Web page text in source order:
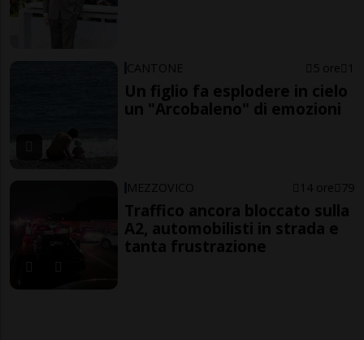
CANTONE 5 ore 1
Un figlio fa esplodere in cielo
un "Arcobaleno" di emozioni
MEZZOVICO 14 ore 79
Traffico ancora bloccato sulla
A2, automobilisti in strada e
tanta frustrazione